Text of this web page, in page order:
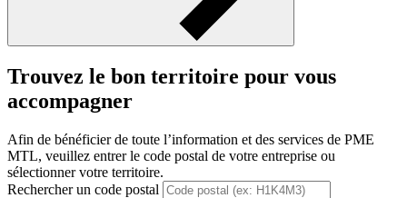
Trouvez le bon territoire pour vous
accompagner
Afin de bénéficier de toute l’information et des services de PME
MTL, veuillez entrer le code postal de votre entreprise ou
sélectionner votre territoire.
Rechercher un code postal